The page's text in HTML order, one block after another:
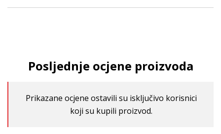
Posljednje ocjene proizvoda
Prikazane ocjene ostavili su isključivo korisnici
koji su kupili proizvod.